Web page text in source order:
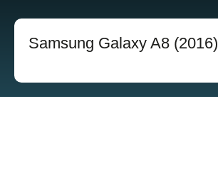
Samsung Galaxy A8 (2016)